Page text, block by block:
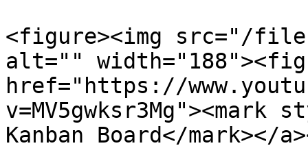
<figure><img src="/files/
alt=""
href="https://
Kanban Board</